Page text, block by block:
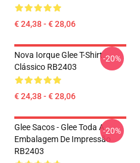
€ 24,38 - € 28,06
Nova Iorque Glee T-Shirt
Clássico RB2403
€ 24,38 - € 28,06
-20%
Glee Sacos - Glee Toda A
Embalagem De Impressão
RB2403
-20%